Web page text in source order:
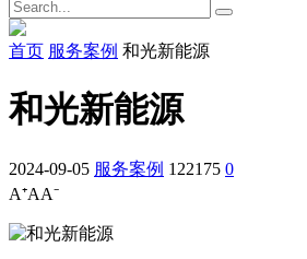
首页 服务案例 和光新能源
和光新能源
2024-09-05 服务案例 122175 0
A⁺AA⁻